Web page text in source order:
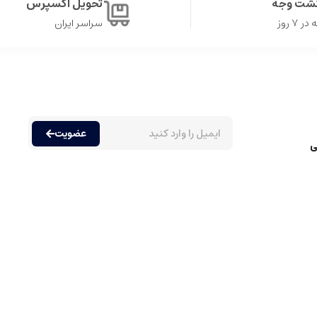
زیادی مصرف شوند.
روز سراسر ایران
عضویت